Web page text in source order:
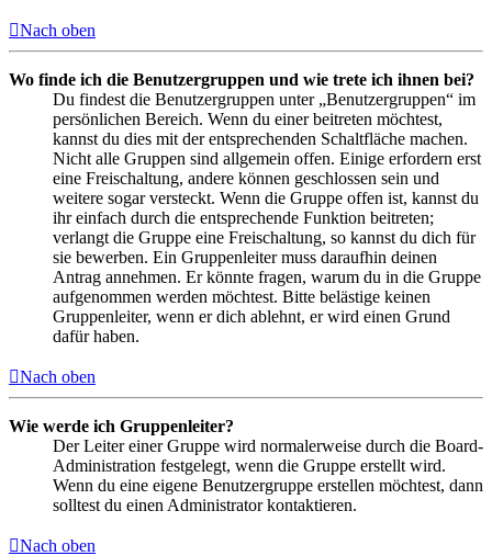
Nach oben
Wo finde ich die Benutzergruppen und wie trete ich ihnen bei?
Du findest die Benutzergruppen unter „Benutzergruppen“ im
persönlichen Bereich. Wenn du einer beitreten möchtest,
kannst du dies mit der entsprechenden Schaltfläche machen.
Nicht alle Gruppen sind allgemein offen. Einige erfordern erst
eine Freischaltung, andere können geschlossen sein und
weitere sogar versteckt. Wenn die Gruppe offen ist, kannst du
ihr einfach durch die entsprechende Funktion beitreten;
verlangt die Gruppe eine Freischaltung, so kannst du dich für
sie bewerben. Ein Gruppenleiter muss daraufhin deinen
Antrag annehmen. Er könnte fragen, warum du in die Gruppe
aufgenommen werden möchtest. Bitte belästige keinen
Gruppenleiter, wenn er dich ablehnt, er wird einen Grund
dafür haben.
Nach oben
Wie werde ich Gruppenleiter?
Der Leiter einer Gruppe wird normalerweise durch die Board-
Administration festgelegt, wenn die Gruppe erstellt wird.
Wenn du eine eigene Benutzergruppe erstellen möchtest, dann
solltest du einen Administrator kontaktieren.
Nach oben